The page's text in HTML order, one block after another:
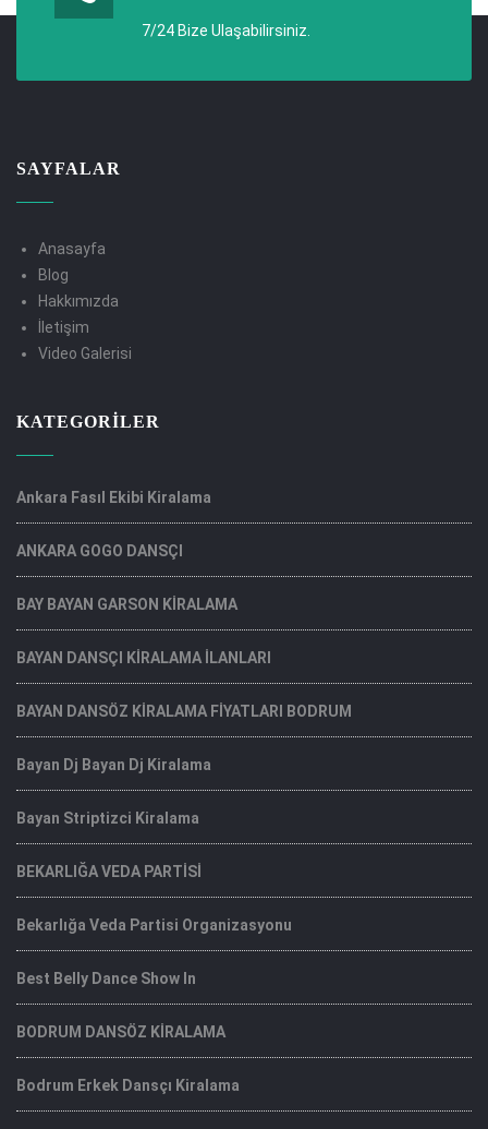
7/24 Bize Ulaşabilirsiniz.
SAYFALAR
Anasayfa
Blog
Hakkımızda
İletişim
Video Galerisi
KATEGORILER
Ankara Fasıl Ekibi Kiralama
ANKARA GOGO DANSÇI
BAY BAYAN GARSON KİRALAMA
BAYAN DANSÇI KİRALAMA İLANLARI
BAYAN DANSÖZ KİRALAMA FİYATLARI BODRUM
Bayan Dj Bayan Dj Kiralama
Bayan Striptizci Kiralama
BEKARLIĞA VEDA PARTİSİ
Bekarlığa Veda Partisi Organizasyonu
Best Belly Dance Show In
BODRUM DANSÖZ KİRALAMA
Bodrum Erkek Dansçı Kiralama